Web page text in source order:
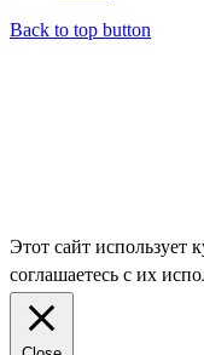
Back to top button
Этот сайт использует
соглашаетесь с их